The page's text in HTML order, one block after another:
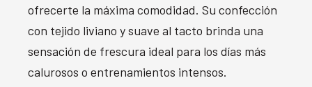
ofrecerte la máxima comodidad. Su confección
con tejido liviano y suave al tacto brinda una
sensación de frescura ideal para los días más
calurosos o entrenamientos intensos.